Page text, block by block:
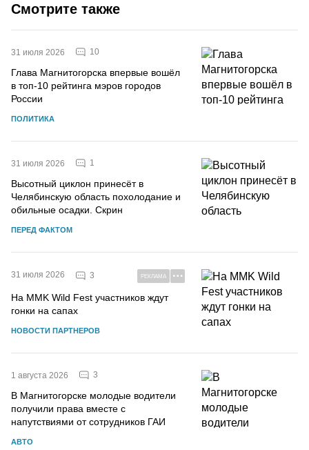
Смотрите также
31 июля 2026 10
Глава Магнитогорска впервые вошёл
в топ-10 рейтинга мэров городов
России
ПОЛИТИКА
31 июля 2026 1
Высотный циклон принесёт в
Челябинскую область похолодание и
обильные осадки. Скрин
ПЕРЕД ФАКТОМ
31 июля 2026 3 РЕКЛАМА
На MMK Wild Fest участников ждут
гонки на сапах
НОВОСТИ ПАРТНЕРОВ
1 августа 2026 3
В Магнитогорске молодые водители
получили права вместе с
напутствиями от сотрудников ГАИ
АВТО